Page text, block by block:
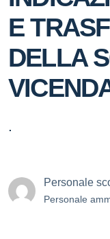
E
DELLA
.
Personale
Personale